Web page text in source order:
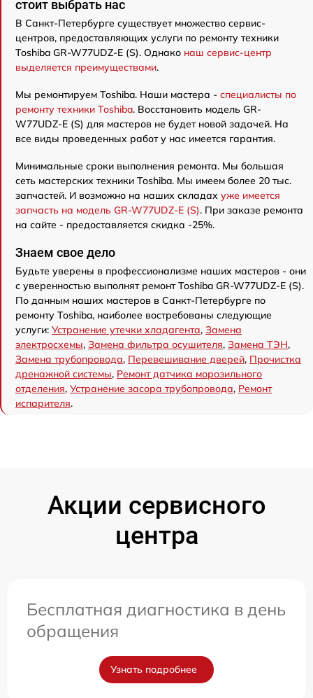
стоит выбрать нас
В Санкт-Петербурге существует множество сервис-
центров, предоставляющих услуги по ремонту техники
Toshiba GR-W77UDZ-E (S). Однако наш сервис-центр
выделяется преимуществами.
Мы ремонтируем Toshiba. Наши мастера - специалисты по
ремонту техники Toshiba. Восстановить модель GR-
W77UDZ-E (S) для мастеров не будет новой задачей. На
все виды проведенных работ у нас имеется гарантия.
Минимальные сроки выполнения ремонта. Мы большая
сеть мастерских техники Toshiba. Мы имеем более 20 тыс.
запчастей. И возможно на наших складах уже имеется
запчасть на модель GR-W77UDZ-E (S). При заказе ремонта
на сайте - предоставляется скидка -25%.
Знаем свое дело
Будьте уверены в профессионализме наших мастеров - они
с уверенностью выполнят ремонт Toshiba GR-W77UDZ-E (S).
По данным наших мастеров в Санкт-Петербурге по
ремонту Toshiba, наиболее востребованы следующие
услуги: Устранение утечки хладагента, Замена
электросхемы, Замена фильтра осушителя, Замена ТЭН,
Замена трубопровода, Перевешивание дверей, Прочистка
дренажной системы, Ремонт датчика морозильного
отделения, Устранение засора трубопровода, Ремонт
испарителя.
Акции сервисного
центра
Бесплатная диагностика в день
обращения
Узнать подробнее